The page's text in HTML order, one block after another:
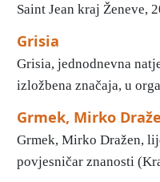
Saint Jean kraj Ženeve,
Grisia
Grisia, jednodnevna
izložbena značaja, u
Grmek, Mirko
Grmek, Mirko Dražen,
povjesničar znanosti